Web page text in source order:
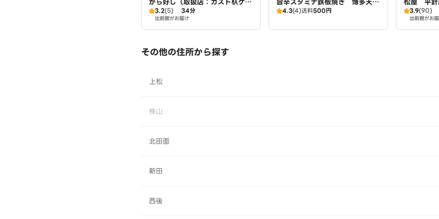
池）
3.2(5) 34分
出前館がお届け
軒 藤が丘店 広域店
4.3(4)送料500円 3.9(90)
出前館がお
その他の住所から探す
上松
株山
北田面
新田
西後